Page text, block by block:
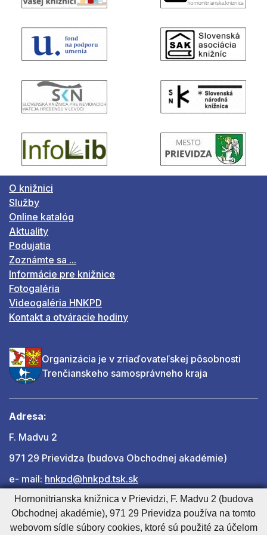
O knižnici
Služby
Online katalóg
Aktuality
Podujatia
Zoznámte sa ...
Informácie pre knižnice
Fotogaléria
Videogaléria HNKPD
Kontakt a otváracie hodiny
Organizácia je v zriaďovateľskej pôsobnosti
Trenčianskeho samosprávneho kraja
Adresa:
F. Madvu 2
971 29 Prievidza (budova Obchodnej akadémie)
e- mail: hnkpd@hnkpd.tsk.sk
Ďalšie kontakty
Hornonitrianska knižnica v Prievidzi, F. Madvu 2 (budova
Obchodnej akadémie), 971 29 Prievidza používa na tomto
webovom sídle súbory cookies, ktoré sú použité za účelom